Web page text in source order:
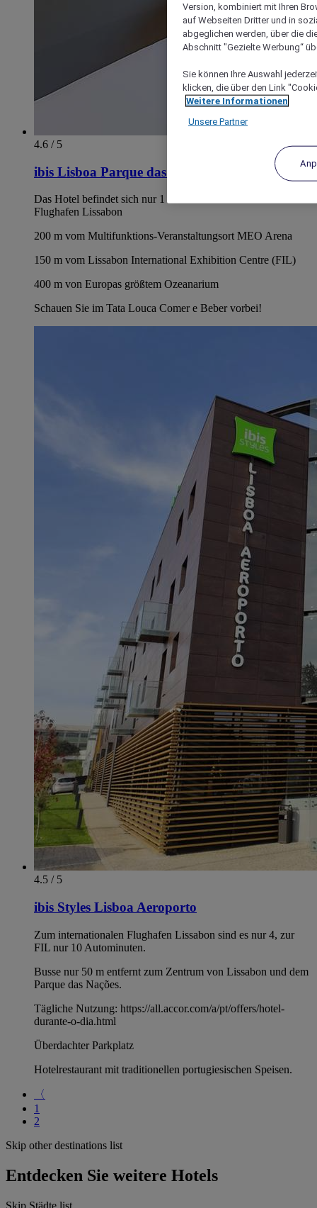
4.6 / 5
ibis Lisboa Parque das Naçoes
Das Hotel befindet sich nur 1 km von den Terminals am
Flughafen Lissabon
200 m vom Multifunktions-Veranstaltungsort MEO Arena
150 m vom Lissabon International Exhibition Centre (FIL)
400 m von Europas größtem Ozeanarium
Schauen Sie im Tata Louca Comer e Beber vorbei!
4.5 / 5
ibis Styles Lisboa Aeroporto
Zum internationalen Flughafen Lissabon sind es nur 4, zur
FIL nur 10 Autominuten.
Busse nur 50 m entfernt zum Zentrum von Lissabon und dem
Parque das Nações.
Tägliche Nutzung: https://all.accor.com/a/pt/offers/hotel-
durante-o-dia.html
Überdachter Parkplatz
Hotelrestaurant mit traditionellen portugiesischen Speisen.
〈
1
2
Skip other destinations list
Entdecken Sie weitere Hotels
Skip Städte list
Version, kombiniert mit Ihren
auf Webseiten Dritter und in
abgeglichen werden, über die
Abschnitt "Gezielte Werbung“
Sie können Ihre Auswahl
klicken, die über den Link
Weitere Informationen
Unsere Partner